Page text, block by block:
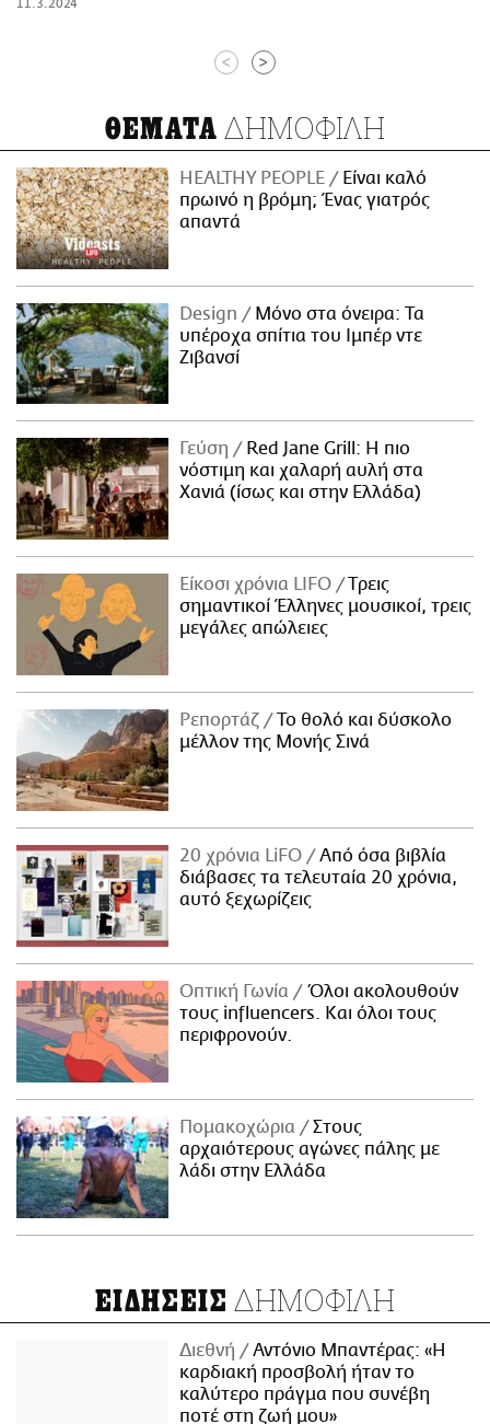
11.3.2024
< >
ΘΕΜΑΤΑ ΔΗΜΟΦΙΛΗ
HEALTHY PEOPLE
Είναι καλό
πρωινό η βρόμη; Ένας γιατρός
απαντά
Design
Μόνο στα όνειρα: Τα
υπέροχα σπίτια του Ιμπέρ ντε
Ζιβανσί
Γεύση
Red Jane Grill: Η πιο
νόστιμη και χαλαρή αυλή στα
Χανιά (ίσως και στην Ελλάδα)
Είκοσι χρόνια LIFO
Tρεις
σημαντικοί Έλληνες μουσικοί, τρεις
μεγάλες απώλειες
Ρεπορτάζ
Το θολό και δύσκολο
μέλλον της Μονής Σινά
20 χρόνια LiFO
Από όσα βιβλία
διάβασες τα τελευταία 20 χρόνια,
αυτό ξεχωρίζεις
Οπτική Γωνία
Όλοι ακολουθούν
τους influencers. Και όλοι τους
περιφρονούν.
Πομακοχώρια
Στους
αρχαιότερους αγώνες πάλης με
λάδι στην Ελλάδα
ΕΙΔΗΣΕΙΣ ΔΗΜΟΦΙΛΗ
Διεθνή
Αντόνιο Μπαντέρας: «Η
καρδιακή προσβολή ήταν το
καλύτερο πράγμα που συνέβη
ποτέ στη ζωή μου»